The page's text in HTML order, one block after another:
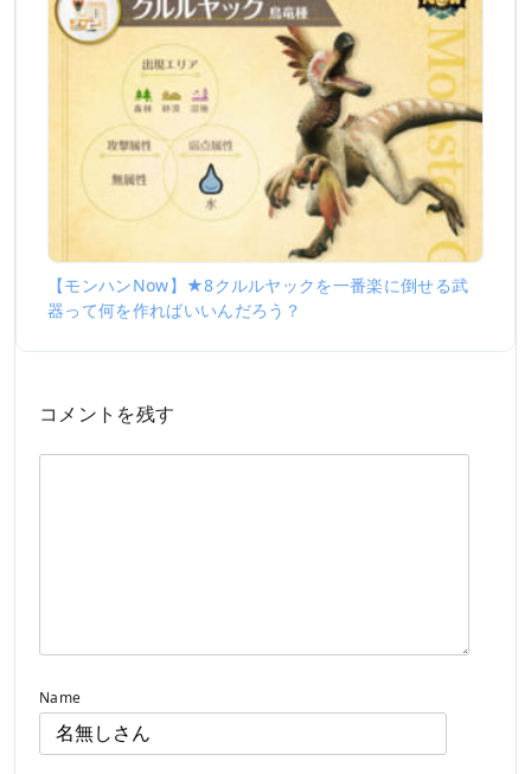
【モンハンNow】★8クルルヤックを一番楽に倒せる武
器って何を作ればいいんだろう？
コメントを残す
Name